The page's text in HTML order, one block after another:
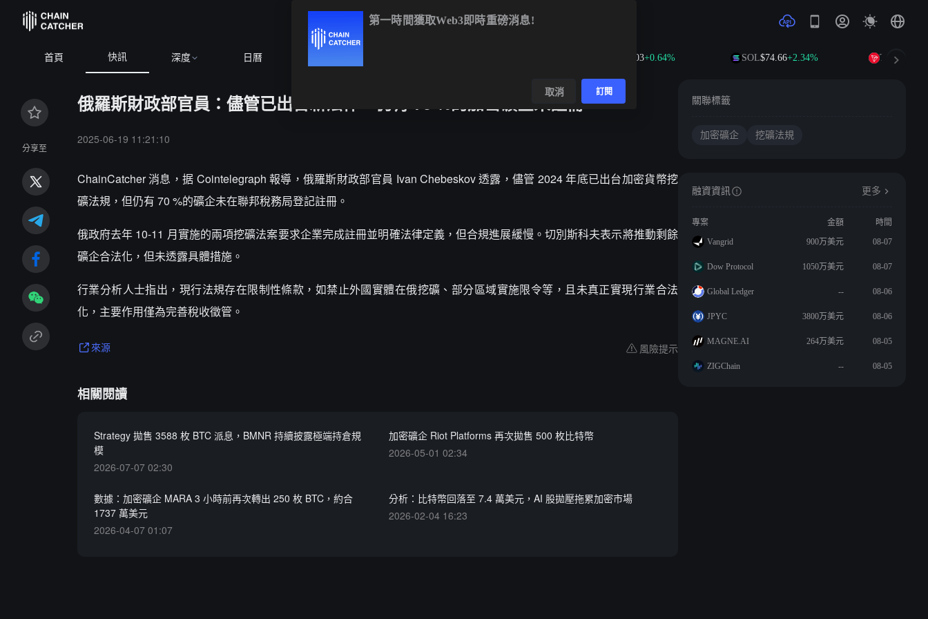
首頁 快訊 深度 日曆
BTC $64,923.05+0.91% $1.03+0.64% SOL$74.66+2.34% TRX$0.3271
分享至
俄羅斯財政部官員：儘管已出台新法律，仍有 70 %的加密礦企未註冊
2025-06-19 11:21:10
ChainCatcher 消息，据 Cointelegraph 報導，俄羅斯財政部官員 Ivan Chebeskov 透露，儘管 2024 年底已出台加密貨幣挖
礦法規，但仍有 70 %的礦企未在聯邦稅務局登記註冊。
俄政府去年 10-11 月實施的兩項挖礦法案要求企業完成註冊並明確法律定義，但合規進展緩慢。切別斯科夫表示將推動剩餘
礦企合法化，但未透露具體措施。
行業分析人士指出，現行法規存在限制性條款，如禁止外國實體在俄挖礦、部分區域實施限令等，且未真正實現行業合法
化，主要作用僅為完善稅收徵管。
來源 風險提示
相關閱讀
Strategy 拋售 3588 枚 BTC 派息，BMNR 持續披露極端持倉規
模
2026-07-07 02:30
加密礦企 Riot Platforms 再次拋售 500 枚比特幣
2026-05-01 02:34
數據：加密礦企 MARA 3 小時前再次轉出 250 枚 BTC，約合
1737 萬美元
2026-04-07 01:07
分析：比特幣回落至 7.4 萬美元，AI 股拋壓拖累加密市場
2026-02-04 16:23
關聯標籤
加密礦企 挖礦法規
融資資訊 更多
專案 金額
時間
Vangrid
900万美元 08-07
Dow Protocol 1050万美元 08-07
Global Ledger -- 08-06
JPYC 3800万美元 08-06
MAGNE.AI 264万美元 08-05
ZIGChain -- 08-05
第一時間獲取Web3即時重磅消息!
取消 訂閱